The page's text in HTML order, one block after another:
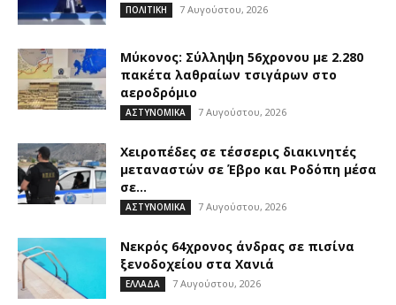
ΠΟΛΙΤΙΚΗ 7 Αυγούστου, 2026
Μύκονος: Σύλληψη 56χρονου με 2.280
πακέτα λαθραίων τσιγάρων στο
αεροδρόμιο
ΑΣΤΥΝΟΜΙΚΑ 7 Αυγούστου, 2026
Χειροπέδες σε τέσσερις διακινητές
μεταναστών σε Έβρο και Ροδόπη μέσα
σε...
ΑΣΤΥΝΟΜΙΚΑ 7 Αυγούστου, 2026
Νεκρός 64χρονος άνδρας σε πισίνα
ξενοδοχείου στα Χανιά
ΕΛΛΑΔΑ 7 Αυγούστου, 2026